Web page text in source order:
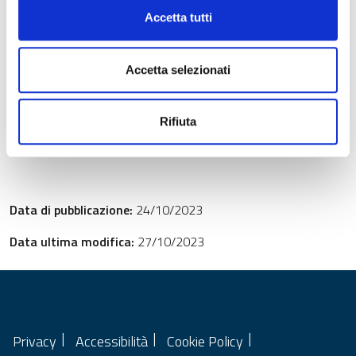
Accetta tutti
Accetta selezionati
Rifiuta
fissati in conformità dell’articolo 109, paragrafo 1, lettera a).
Data di pubblicazione: 24/10/2023
Data ultima modifica: 27/10/2023
Privacy Accessibilità Cookie Policy